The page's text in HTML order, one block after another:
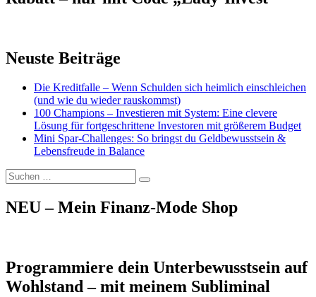
Neuste Beiträge
Die Kreditfalle – Wenn Schulden sich heimlich einschleichen
(und wie du wieder rauskommst)
100 Champions – Investieren mit System: Eine clevere
Lösung für fortgeschrittene Investoren mit größerem Budget
Mini Spar-Challenges: So bringst du Geldbewusstsein &
Lebensfreude in Balance
Suchen
nach:
Suchen
NEU – Mein Finanz-Mode Shop
Programmiere dein Unterbewusstsein auf
Wohlstand – mit meinem Subliminal